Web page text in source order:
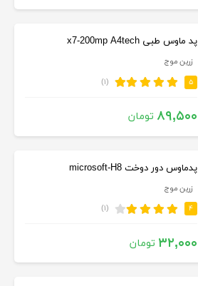
پد ماوس طبی x7-200mp A4tech
زرین موج
۵ (۱)
۸۹,۵۰۰ تومان
پدماوس دور دوخت microsoft-H8
زرین موج
۴ (۱)
۳۲,۰۰۰ تومان